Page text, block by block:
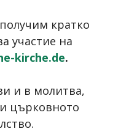
кратко
участие на
kirche.de.
и в молитва,
църковното